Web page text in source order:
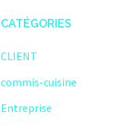
CATÉGORIES
CLIENT
commis-cuisine
Entreprise